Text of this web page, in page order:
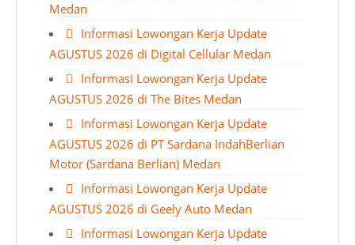
Medan
Informasi Lowongan Kerja Update
AGUSTUS 2026 di Digital Cellular Medan
Informasi Lowongan Kerja Update
AGUSTUS 2026 di The Bites Medan
Informasi Lowongan Kerja Update
AGUSTUS 2026 di PT Sardana IndahBerlian
Motor (Sardana Berlian) Medan
Informasi Lowongan Kerja Update
AGUSTUS 2026 di Geely Auto Medan
Informasi Lowongan Kerja Update